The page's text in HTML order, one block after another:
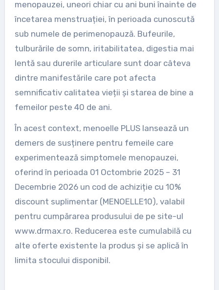
menopauzei, uneori chiar cu ani buni înainte de
încetarea menstruației, în perioada cunoscută
sub numele de perimenopauză. Bufeurile,
tulburările de somn, iritabilitatea, digestia mai
lentă sau durerile articulare sunt doar câteva
dintre manifestările care pot afecta
semnificativ calitatea vieții și starea de bine a
femeilor peste 40 de ani.
În acest context, menoelle PLUS lansează un
demers de susținere pentru femeile care
experimentează simptomele menopauzei,
oferind în perioada 01 Octombrie 2025 – 31
Decembrie 2026 un cod de achiziție cu 10%
discount suplimentar (MENOELLE10), valabil
pentru cumpărarea produsului de pe site-ul
www.drmax.ro. Reducerea este cumulabilă cu
alte oferte existente la produs și se aplică în
limita stocului disponibil.